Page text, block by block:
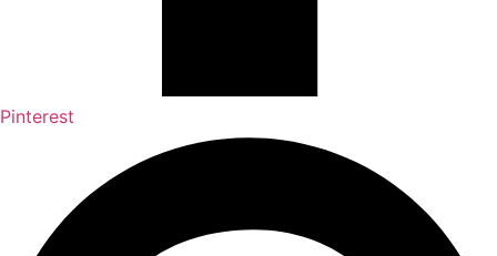
Pinterest